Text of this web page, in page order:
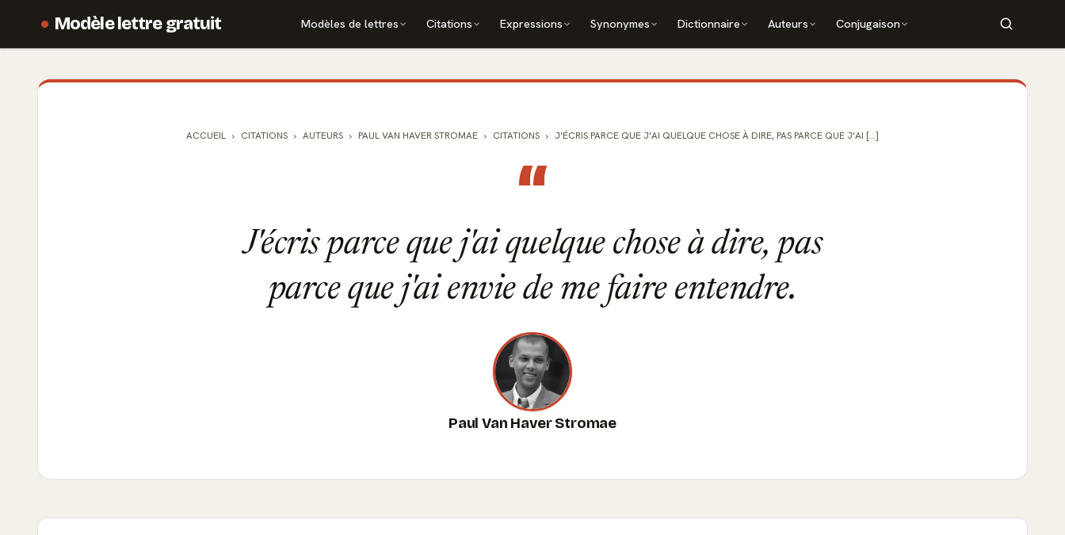
Modèle lettre gratuit Modèles de lettres Citations Expressions Synonymes Dictionnaire Auteurs Conjugaison
ACCUEIL CITATIONS AUTEURS PAUL VAN HAVER STROMAE CITATIONS J'ÉCRIS PARCE QUE J'AI QUELQUE CHOSE À DIRE, PAS PARCE QUE J'AI [...]
“
J'écris parce que j'ai quelque chose à dire, pas
parce que j'ai envie de me faire entendre.
Paul Van Haver Stromae